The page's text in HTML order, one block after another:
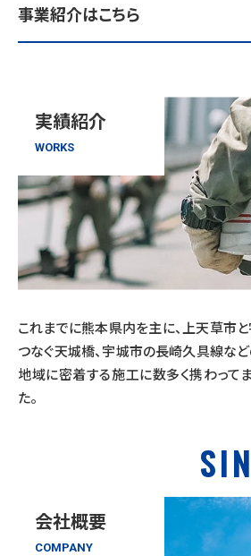
事業紹介はこちら
実績紹介
WORKS
これまでに熊本県内を主に、上天草市
つなぐ天城橋、宇城市の長崎久具線な
地域に密着する施工に数多く携わって
た。
会社概要
COMPANY